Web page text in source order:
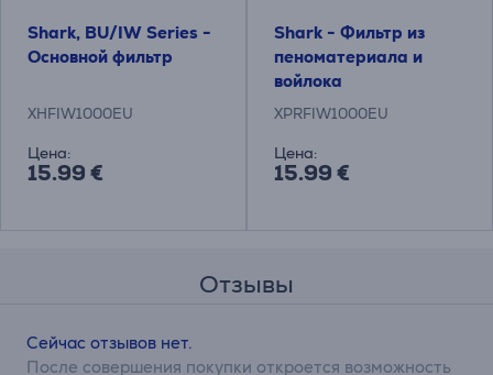
Shark, BU/IW Series -
Основной фильтр
XHFIW1000EU
Цена:
15.99 €
Shark - Фильтр из
пеноматериала и
войлока
XPRFIW1000EU
Цена:
15.99 €
Отзывы
Сейчас отзывов нет.
После совершения покупки откроется возможность